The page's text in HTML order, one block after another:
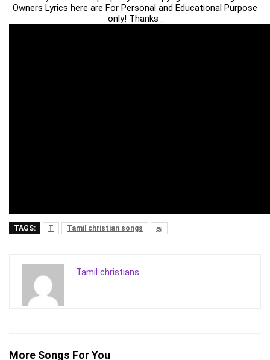
Owners Lyrics here are For Personal and Educational Purpose
only! Thanks .
TAGS: T Tamil christian songs து
Tamil christians
More Songs For You